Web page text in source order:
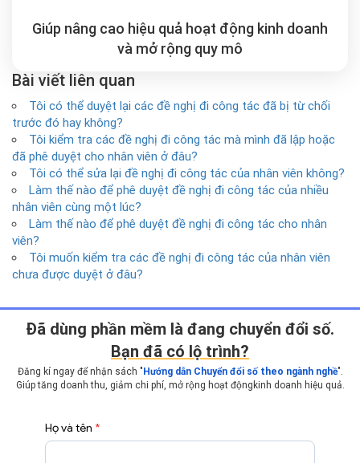
Giúp nâng cao hiệu quả hoạt động kinh doanh
và mở rộng quy mô
Bài viết liên quan
Tôi có thể duyệt lại các đề nghị đi công tác đã bị từ chối
trước đó hay không?
Tôi kiểm tra các đề nghị đi công tác mà mình đã lập hoặc
đã phê duyệt cho nhân viên ở đâu?
Tôi có thể sửa lại đề nghị đi công tác của nhân viên không?
Làm thế nào để phê duyệt đề nghị đi công tác của nhiều
nhân viên cùng một lúc?
Làm thế nào để phê duyệt đề nghị đi công tác cho nhân
viên?
Tôi muốn kiểm tra các đề nghị đi công tác của nhân viên
chưa được duyệt ở đâu?
Ðã dùng phần mềm là đang chuyển đổi số.
Bạn đã có lộ trình?
Đăng kí ngay để nhận sách " Hướng dẫn Chuyển đổi số theo ngành nghề".
Giúp tăng doanh thu, giảm chi phí, mở rộng hoạt động kinh doanh hiệu quả.
Họ và tên *